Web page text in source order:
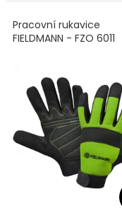
Pracovní rukavice
FIELDMANN - FZO 6011